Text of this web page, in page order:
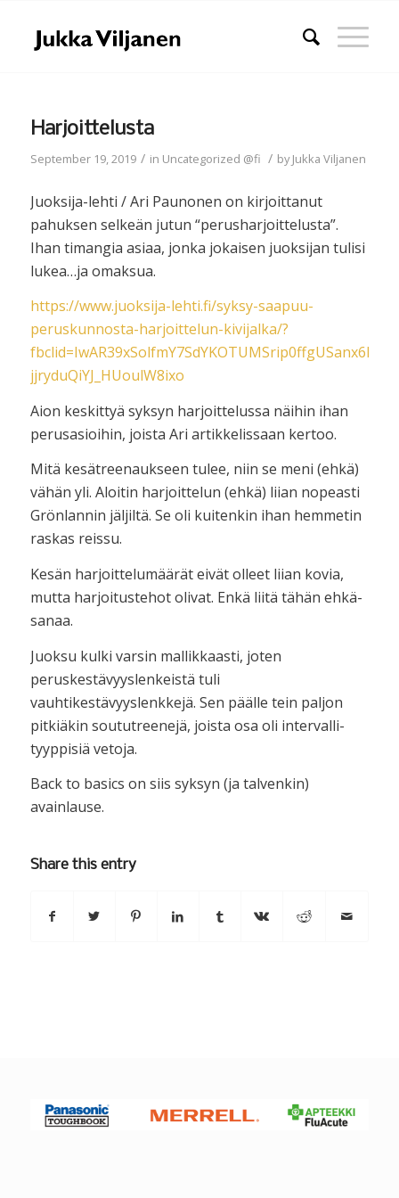
Harjoittelusta
September 19, 2019 / in Uncategorized @fi / byJukka Viljanen
Juoksija-lehti / Ari Paunonen on kirjoittanut
pahuksen selkeän jutun “perusharjoittelusta”.
Ihan timangia asiaa, jonka jokaisen juoksijan tulisi
lukea…ja omaksua.
https://www.juoksija-lehti.fi/syksy-saapuu-
peruskunnosta-harjoittelun-kivijalka/?
fbclid=IwAR39xSolfmY7SdYKOTUMSrip0ffgUSanx6EnI-
jjryduQiYJ_HUoulW8ixo
Aion keskittyä syksyn harjoittelussa näihin ihan
perusasioihin, joista Ari artikkelissaan kertoo.
Mitä kesätreenaukseen tulee, niin se meni (ehkä)
vähän yli. Aloitin harjoittelun (ehkä) liian nopeasti
Grönlannin jäljiltä. Se oli kuitenkin ihan hemmetin
raskas reissu.
Kesän harjoittelumäärät eivät olleet liian kovia,
mutta harjoitustehot olivat. Enkä liitä tähän ehkä-
sanaa.
Juoksu kulki varsin mallikkaasti, joten
peruskestävyyslenkeistä tuli
vauhtikestävyyslenkkejä. Sen päälle tein paljon
pitkiäkin soututreenejä, joista osa oli intervalli-
tyyppisiä vetoja.
Back to basics on siis syksyn (ja talvenkin)
avainlause.
Share this entry